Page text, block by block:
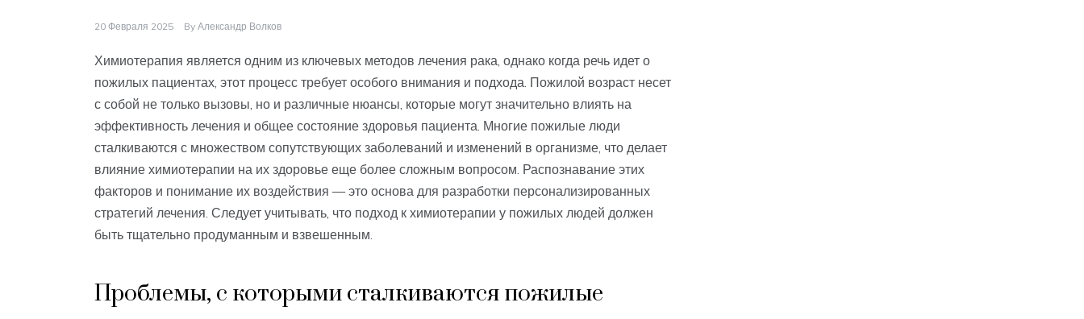
20 Февраля 2025 By Александр Волков
Химиотерапия является одним из ключевых методов лечения рака, однако когда речь идет о
пожилых пациентах, этот процесс требует особого внимания и подхода. Пожилой возраст несет
с собой не только вызовы, но и различные нюансы, которые могут значительно влиять на
эффективность лечения и общее состояние здоровья пациента. Многие пожилые люди
сталкиваются с множеством сопутствующих заболеваний и изменений в организме, что делает
влияние химиотерапии на их здоровье еще более сложным вопросом. Распознавание этих
факторов и понимание их воздействия — это основа для разработки персонализированных
стратегий лечения. Следует учитывать, что подход к химиотерапии у пожилых людей должен
быть тщательно продуманным и взвешенным.
Проблемы, с которыми сталкиваются пожилые